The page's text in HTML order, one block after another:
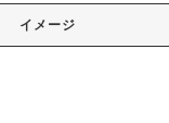
イメージ